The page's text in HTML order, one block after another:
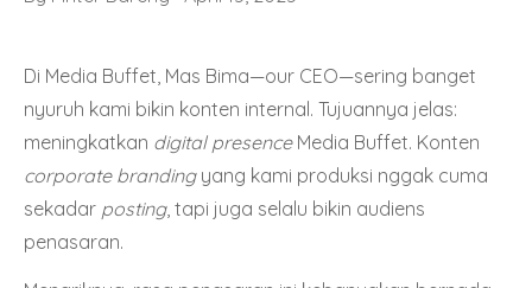
Di Media Buffet, Mas Bima—our CEO—sering banget
nyuruh kami bikin konten internal. Tujuannya jelas:
meningkatkan digital presenceMedia Buffet. Konten
corporate brandingyang kami produksi nggak cuma
sekadar posting, tapi juga selalu bikin audiens
penasaran.